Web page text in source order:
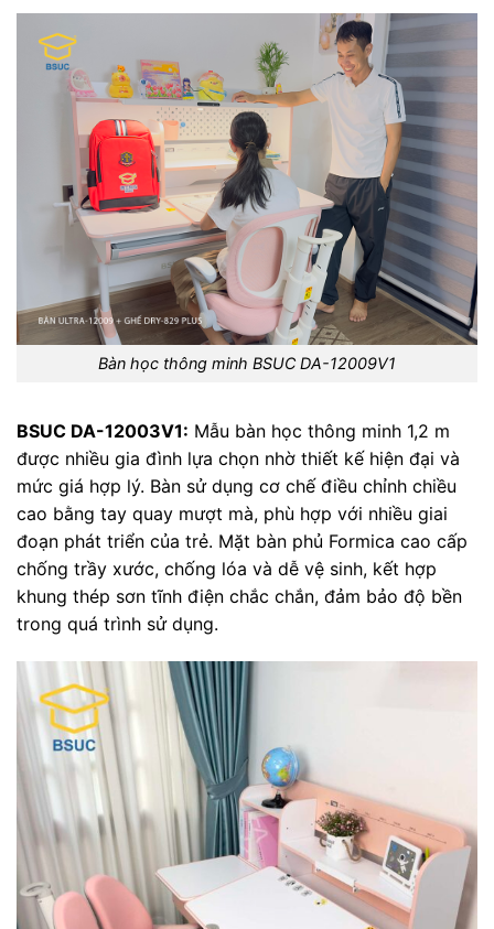
Bàn học thông minh BSUC DA-12009V1
BSUC DA-12003V1: Mẫu bàn học thông minh 1,2 m
được nhiều gia đình lựa chọn nhờ thiết kế hiện đại và
mức giá hợp lý. Bàn sử dụng cơ chế điều chỉnh chiều
cao bằng tay quay mượt mà, phù hợp với nhiều giai
đoạn phát triển của trẻ. Mặt bàn phủ Formica cao cấp
chống trầy xước, chống lóa và dễ vệ sinh, kết hợp
khung thép sơn tĩnh điện chắc chắn, đảm bảo độ bền
trong quá trình sử dụng.